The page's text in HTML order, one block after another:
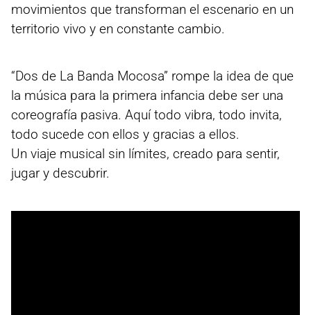
movimientos que transforman el escenario en un
territorio vivo y en constante cambio.
“Dos de La Banda Mocosa” rompe la idea de que
la música para la primera infancia debe ser una
coreografía pasiva. Aquí todo vibra, todo invita,
todo sucede con ellos y gracias a ellos.
Un viaje musical sin límites, creado para sentir,
jugar y descubrir.